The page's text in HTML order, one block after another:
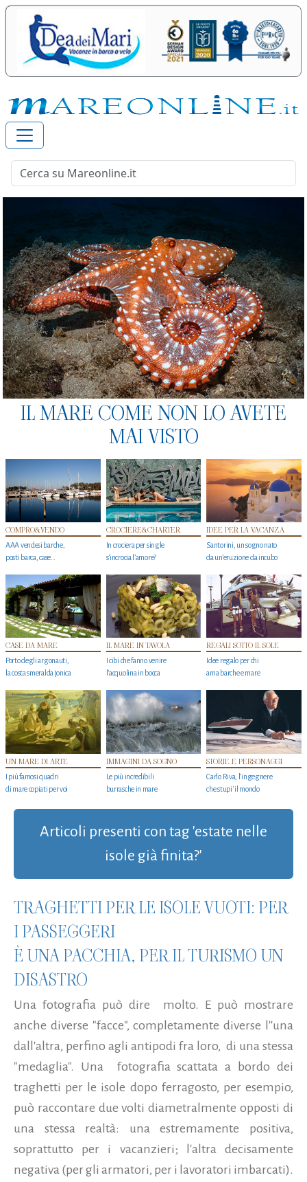
IL MARE COME NON LO AVETE
MAI VISTO
COMPRO&VENDO
AAA vendesi barche,
posti barca, case…
CROCIERE&CHARTER
In crociera per single
s'incrocia l’amore?
IDEE PER LA VACANZA
Santorini, un sogno nato
da un’eruzione da incubo
CASE DA MARE
Porto degli argonauti,
la costa smeralda jonica
IL MARE IN TAVOLA
I cibi che fanno venire
l’acquolina in bocca
REGALI SOTTO IL SOLE
Idee regalo per chi
ama barche e mare
UN MARE DI ARTE
I più famosi quadri
di mare copiati per voi
IMMAGINI DA SOGNO
Le più incredibili
burrasche in mare
STORIE E PERSONAGGI
Carlo Riva, l’ingegnere
che stupi' il mondo
Articoli presenti con tag 'estate nelle
isole già finita?'
TRAGHETTI PER LE ISOLE VUOTI: PER
I PASSEGGERI
È UNA PACCHIA, PER IL TURISMO UN
DISASTRO
Una fotografia può dire molto. E può mostrare
anche diverse "facce", completamente diverse l''una
dall'altra, perfino agli antipodi fra loro, di una stessa
"medaglia". Una fotografia scattata a bordo dei
traghetti per le isole dopo ferragosto, per esempio,
può raccontare due volti diametralmente opposti di
una stessa realtà: una estremamente positiva,
soprattutto per i vacanzieri; l'altra decisamente
negativa (per gli armatori, per i lavoratori imbarcati).